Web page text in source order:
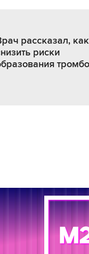
рассказал, как
риски